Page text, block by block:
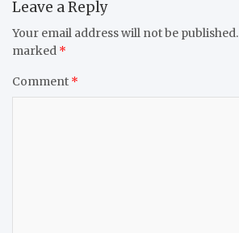
Leave a Reply
Your email address will not be published.
marked *
Comment *